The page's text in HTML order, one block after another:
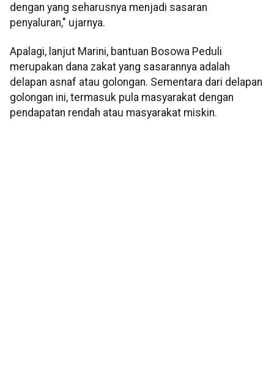
dengan yang seharusnya menjadi sasaran
penyaluran," ujarnya.
Apalagi, lanjut Marini, bantuan Bosowa Peduli
merupakan dana zakat yang sasarannya adalah
delapan asnaf atau golongan. Sementara dari delapan
golongan ini, termasuk pula masyarakat dengan
pendapatan rendah atau masyarakat miskin.